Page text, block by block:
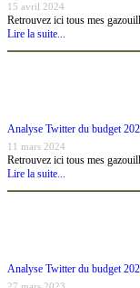
15 avril 2024
Retrouvez ici tous mes
Lire la suite...
Analyse Twitter du budget
11 mars 2024
Retrouvez ici tous mes
Lire la suite...
Analyse Twitter du budget